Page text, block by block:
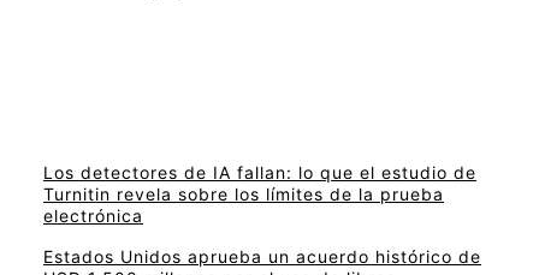
Los detectores de IA fallan: lo que el estudio de
Turnitin revela sobre los límites de la prueba
electrónica
Estados Unidos aprueba un acuerdo histórico de